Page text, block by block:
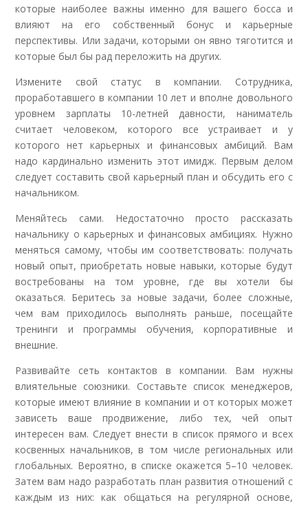
которые наиболее важны именно для вашего босса и
влияют на его собственный бонус и карьерные
перспективы. Или задачи, которыми он явно тяготится и
которые был бы рад переложить на других.
Измените свой статус в компании. Сотрудника,
проработавшего в компании 10 лет и вполне довольного
уровнем зарплаты 10-летней давности, наниматель
считает человеком, которого все устраивает и у
которого нет карьерных и финансовых амбиций. Вам
надо кардинально изменить этот имидж. Первым делом
следует составить свой карьерный план и обсудить его с
начальником.
Меняйтесь сами. Недостаточно просто рассказать
начальнику о карьерных и финансовых амбициях. Нужно
меняться самому, чтобы им соответствовать: получать
новый опыт, приобретать новые навыки, которые будут
востребованы на том уровне, где вы хотели бы
оказаться. Беритесь за новые задачи, более сложные,
чем вам приходилось выполнять раньше, посещайте
тренинги и программы обучения, корпоративные и
внешние.
Развивайте сеть контактов в компании. Вам нужны
влиятельные союзники. Составьте список менеджеров,
которые имеют влияние в компании и от которых может
зависеть ваше продвижение, либо тех, чей опыт
интересен вам. Следует внести в список прямого и всех
косвенных начальников, в том числе региональных или
глобальных. Вероятно, в списке окажется 5–10 человек.
Затем вам надо разработать план развития отношений с
каждым из них: как общаться на регулярной основе,